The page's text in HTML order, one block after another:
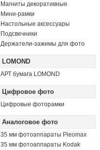
Магниты декоративные
Мини-рамки
Настольные аксессуары
Подсвечники
Держатели-зажимы для фото
LOMOND
АРТ бумага LOMOND
Цифровое фото
Цифровые фоторамки
Аналоговое фото
35 мм фотоаппараты Pleomax
35 мм фотоаппараты Kodak